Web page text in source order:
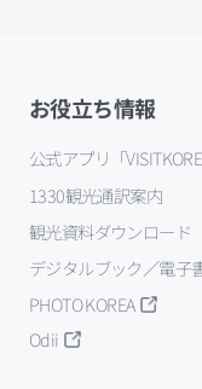
お役立ち情報
公式アプリ「
1330観光通訳案内
観光資料ダウンロード
デジタルブック／電子
PHOTO KOREA
Odii